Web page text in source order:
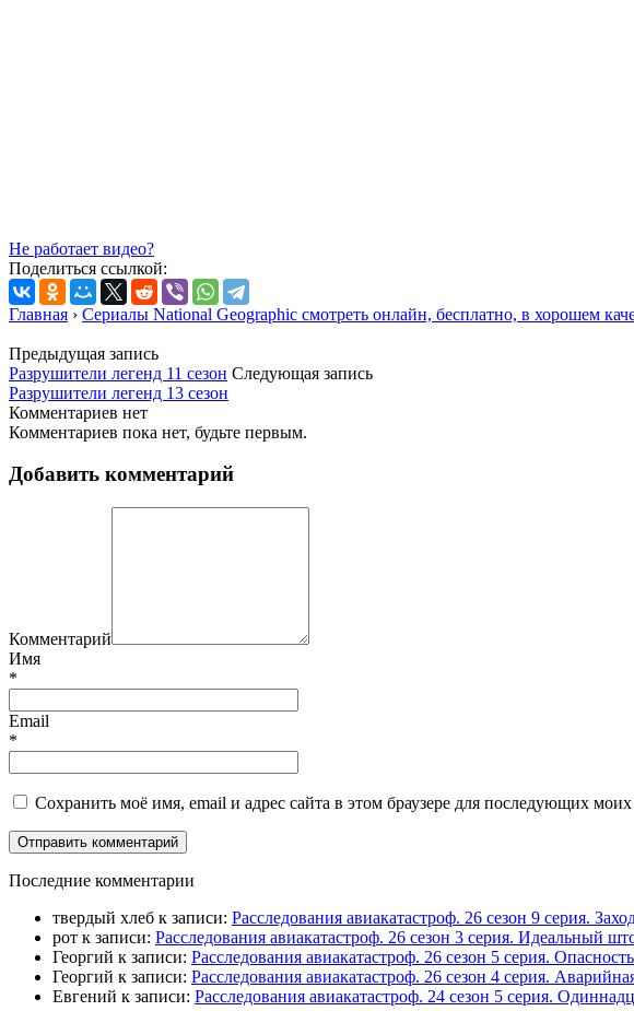
Не работает видео?
Поделиться ссылкой:
Главная › Сериалы National Geographic смотреть онлайн, бесплатно, в хорошем
Предыдущая запись
Разрушители легенд 11 сезон Следующая запись
Разрушители легенд 13 сезон
Комментариев нет
Комментариев пока нет, будьте первым.
Добавить комментарий
Комментарий
Имя
*
Email
*
Сохранить моё имя, email и адрес сайта в этом браузере для последующих
Последние комментарии
твердый хлеб к записи: Расследования авиакатастроф. 26 сезон 9 серия.
рот к записи: Расследования авиакатастроф. 26 сезон 3 серия. Идеальный
Георгий к записи: Расследования авиакатастроф. 26 сезон 5 серия.
Георгий к записи: Расследования авиакатастроф. 26 сезон 4 серия.
Евгений к записи: Расследования авиакатастроф. 24 сезон 5 серия.